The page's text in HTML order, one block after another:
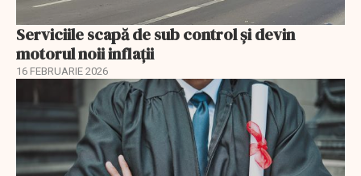
Serviciile scapă de sub control și devin
motorul noii inflații
16 FEBRUARIE 2026